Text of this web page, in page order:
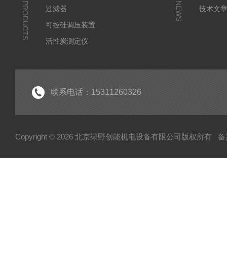
PRODUCTS
过滤器
可控硅调压装置
活性炭测定仪
NEWS
技术文
联系电话：15311260326
Copyright © 2026 北京绿野创能机电设备有限公司版权所有 备